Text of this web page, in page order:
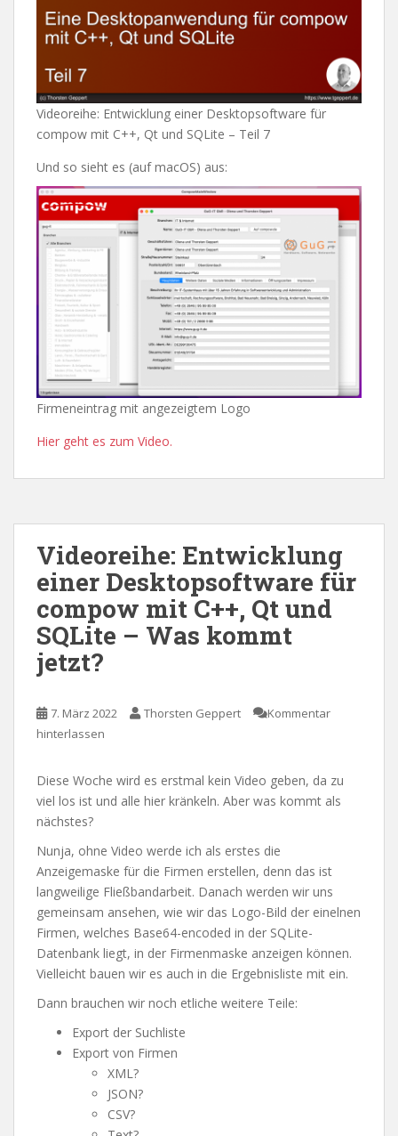
Videoreihe: Entwicklung einer Desktopsoftware für
compow mit C++, Qt und SQLite – Teil 7
Und so sieht es (auf macOS) aus:
Firmeneintrag mit angezeigtem Logo
Hier geht es zum Video.
Videoreihe: Entwicklung
einer Desktopsoftware für
compow mit C++, Qt und
SQLite – Was kommt
jetzt?
7. März 2022 Thorsten Geppert
Kommentar
hinterlassen
Diese Woche wird es erstmal kein Video geben, da zu
viel los ist und alle hier kränkeln. Aber was kommt als
nächstes?
Nunja, ohne Video werde ich als erstes die
Anzeigemaske für die Firmen erstellen, denn das ist
langweilige Fließbandarbeit. Danach werden wir uns
gemeinsam ansehen, wie wir das Logo-Bild der einelnen
Firmen, welches Base64-encoded in der SQLite-
Datenbank liegt, in der Firmenmaske anzeigen können.
Vielleicht bauen wir es auch in die Ergebnisliste mit ein.
Dann brauchen wir noch etliche weitere Teile:
Export der Suchliste
Export von Firmen
XML?
JSON?
CSV?